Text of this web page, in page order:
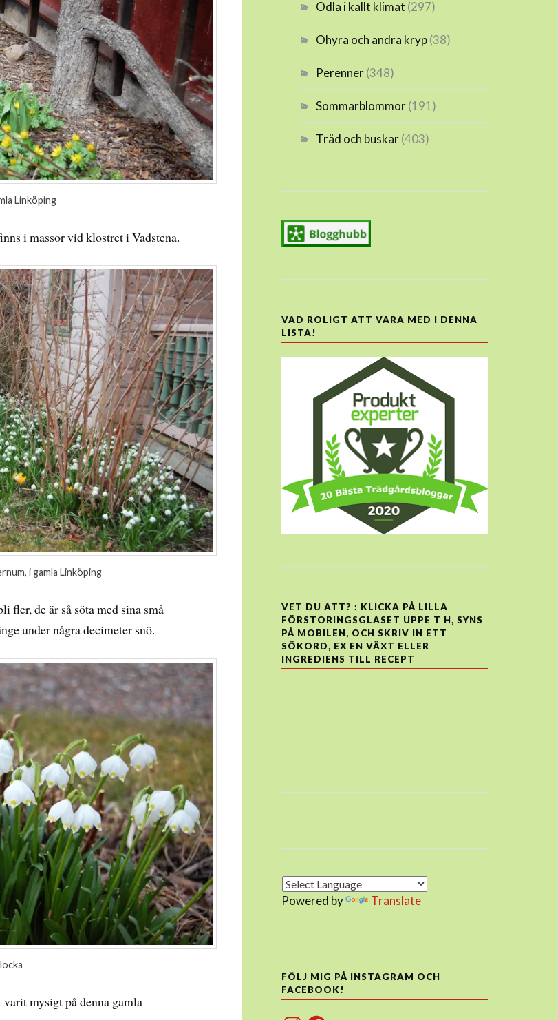
Linköping
i massor vid klostret i Vadstena.
i gamla Linköping
fler, de är så söta med sina små
under några decimeter snö.
varit mysigt på denna gamla
Odla i kallt klimat (297)
Ohyra och andra kryp(38)
Perenner(348)
Sommarblommor(191)
Träd och buskar(403)
VAD ROLIGT ATT VARA MED I DENNA
LISTA!
VET DU ATT? : KLICKA PÅ LILLA
FÖRSTORINGSGLASET UPPE T H, SYNS
PÅ MOBILEN, OCH SKRIV IN ETT
SÖKORD, EX EN VÄXT ELLER
INGREDIENS TILL RECEPT
Powered by Translate
FÖLJ MIG PÅ INSTAGRAM OCH
FACEBOOK!